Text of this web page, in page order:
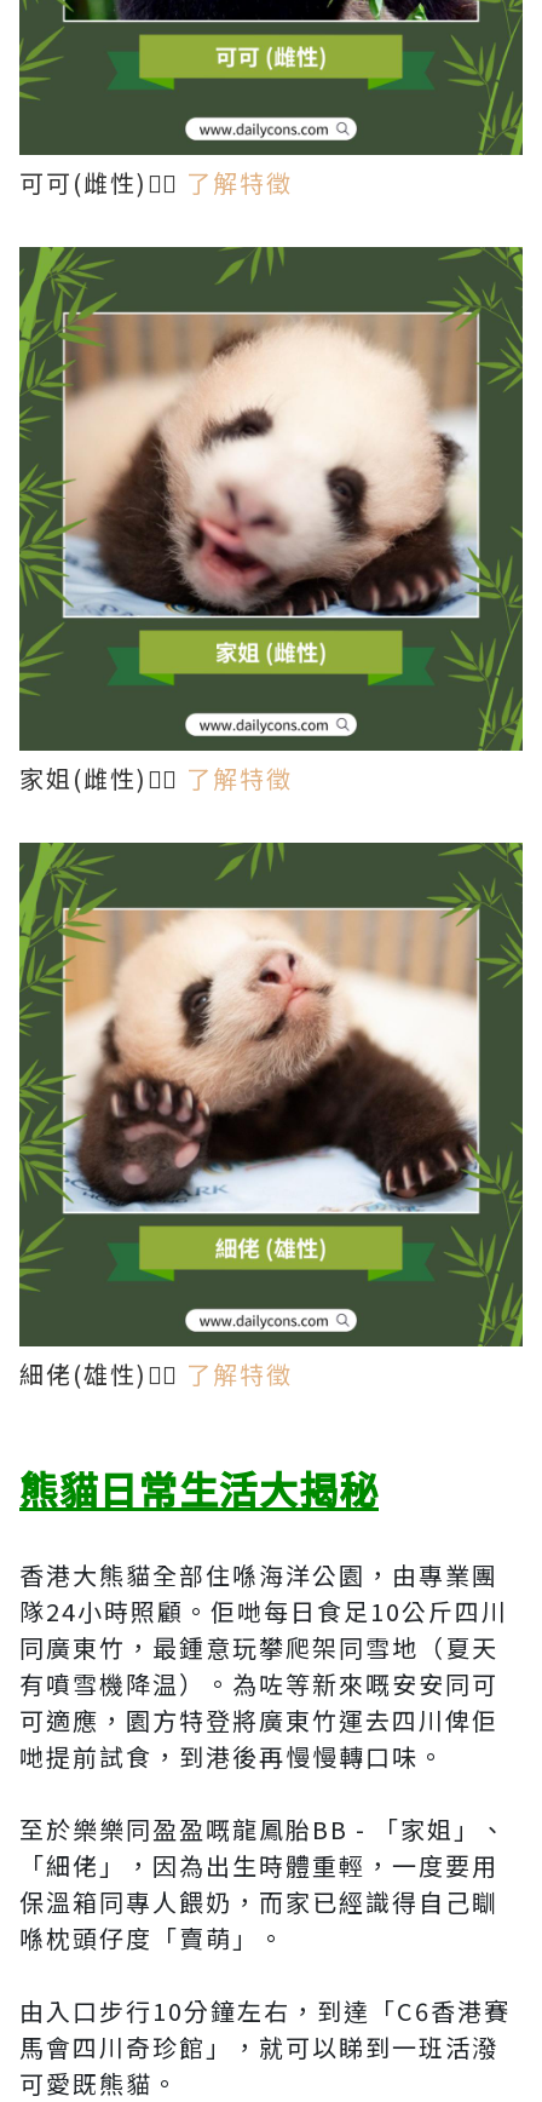
可可(雌性)👉🏻 了解特徵
家姐(雌性)👉🏻 了解特徵
細佬(雄性)👉🏻 了解特徵
熊貓日常生活大揭秘
香港大熊貓全部住喺海洋公園，由專業團
隊24小時照顧。佢哋每日食足10公斤四川
同廣東竹，最鍾意玩攀爬架同雪地（夏天
有噴雪機降温）。為咗等新來嘅安安同可
可適應，園方特登將廣東竹運去四川俾佢
哋提前試食，到港後再慢慢轉口味。
至於樂樂同盈盈嘅龍鳳胎BB - 「家姐」、
「細佬」，因為出生時體重輕，一度要用
保溫箱同專人餵奶，而家已經識得自己瞓
喺枕頭仔度「賣萌」。
由入口步行10分鐘左右，到達「C6香港賽
馬會四川奇珍館」，就可以睇到一班活潑
可愛既熊貓。